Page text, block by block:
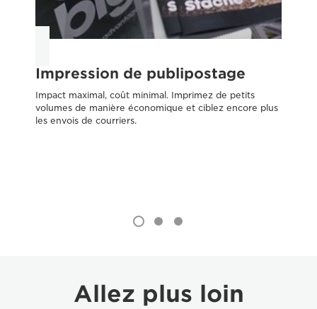
Impression de publipostage
Impact maximal, coût minimal. Imprimez de petits
volumes de manière économique et ciblez encore plus
les envois de courriers.
Allez plus loin